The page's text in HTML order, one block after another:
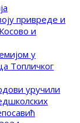
привреде и
и
у
Топличког
уручили